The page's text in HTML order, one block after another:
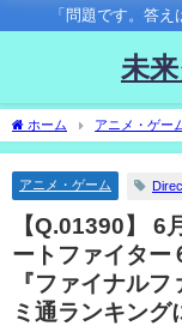
「問題です。答
未
ホーム アニメ・ゲー
ファイター６（SF6）』『
アニメ・ゲーム
【Q.01390】 6
ートファイター
『ファイナル
ミ通ランキング